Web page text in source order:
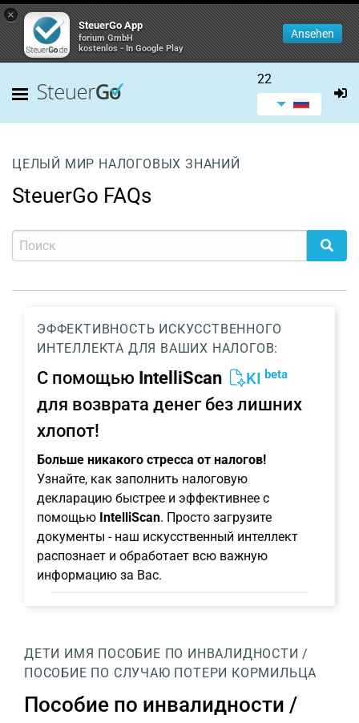
×
SteuerGo App
forium GmbH
kostenlos - In Google Play
Ansehen
22
ЦЕЛЫЙ МИР НАЛОГОВЫХ ЗНАНИЙ
SteuerGo FAQs
ЭФФЕКТИВНОСТЬ ИСКУССТВЕННОГО
ИНТЕЛЛЕКТА ДЛЯ ВАШИХ НАЛОГОВ:
С помощью IntelliScan KI beta
для возврата денег без лишних
хлопот!
Больше никакого стресса от налогов!
Узнайте, как заполнить налоговую
декларацию быстрее и эффективнее с
помощью IntelliScan. Просто загрузите
документы - наш искусственный интеллект
распознает и обработает всю важную
информацию за Вас.
ДЕТИ ИМЯ ПОСОБИЕ ПО ИНВАЛИДНОСТИ /
ПОСОБИЕ ПО СЛУЧАЮ ПОТЕРИ КОРМИЛЬЦА
Пособие по инвалидности /